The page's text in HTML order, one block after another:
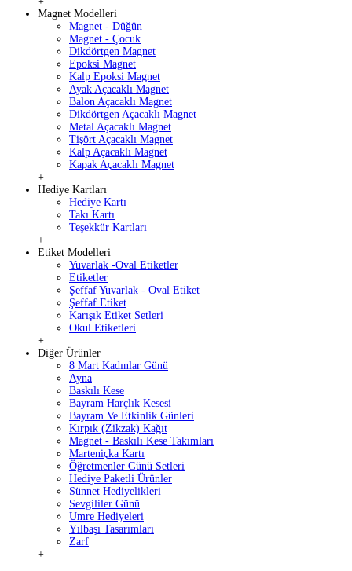
Magnet Modelleri
Magnet - Düğün
Magnet - Çocuk
Dikdörtgen Magnet
Epoksi Magnet
Kalp Epoksi Magnet
Ayak Açacaklı Magnet
Balon Açacaklı Magnet
Dikdörtgen Açacaklı Magnet
Metal Açacaklı Magnet
Tişört Açacaklı Magnet
Kalp Açacaklı Magnet
Kapak Açacaklı Magnet
+
Hediye Kartları
Hediye Kartı
Takı Kartı
Teşekkür Kartları
+
Etiket Modelleri
Yuvarlak -Oval Etiketler
Etiketler
Şeffaf Yuvarlak - Oval Etiket
Şeffaf Etiket
Karışık Etiket Setleri
Okul Etiketleri
+
Diğer Ürünler
8 Mart Kadınlar Günü
Ayna
Baskılı Kese
Bayram Harçlık Kesesi
Bayram Ve Etkinlik Günleri
Kırpık (Zikzak) Kağıt
Magnet - Baskılı Kese Takımları
Marteniçka Kartı
Öğretmenler Günü Setleri
Hediye Paketli Ürünler
Sünnet Hediyelikleri
Sevgililer Günü
Umre Hediyeleri
Yılbaşı Tasarımları
Zarf
+